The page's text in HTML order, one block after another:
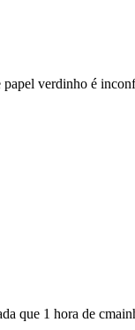
verdinho é
que 1 hora de